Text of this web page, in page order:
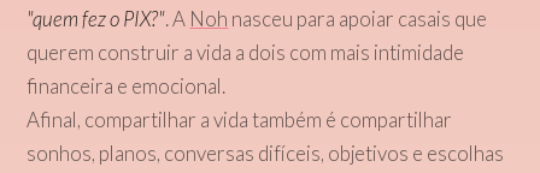
"quem fez o PIX?". A Noh nasceu para apoiar casais que
querem construir a vida a dois com mais intimidade
financeira e emocional.
Afinal, compartilhar a vida também é compartilhar
sonhos, planos, conversas difíceis, objetivos e escolhas